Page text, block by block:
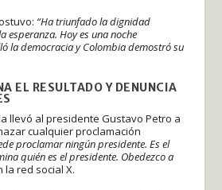
“Ha triunfado la dignidad
esperanza. Hoy es una noche
la democracia y Colombia demostró su
EL RESULTADO Y DENUNCIA
llevó al presidente Gustavo Petro a
cualquier proclamación
proclamar ningún presidente. Es el
quién es el presidente. Obedezco a
la red social X.